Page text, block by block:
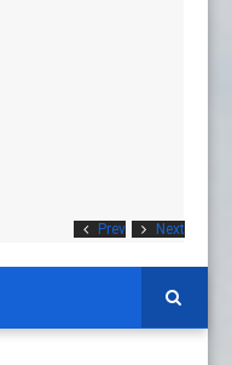
Prev Next